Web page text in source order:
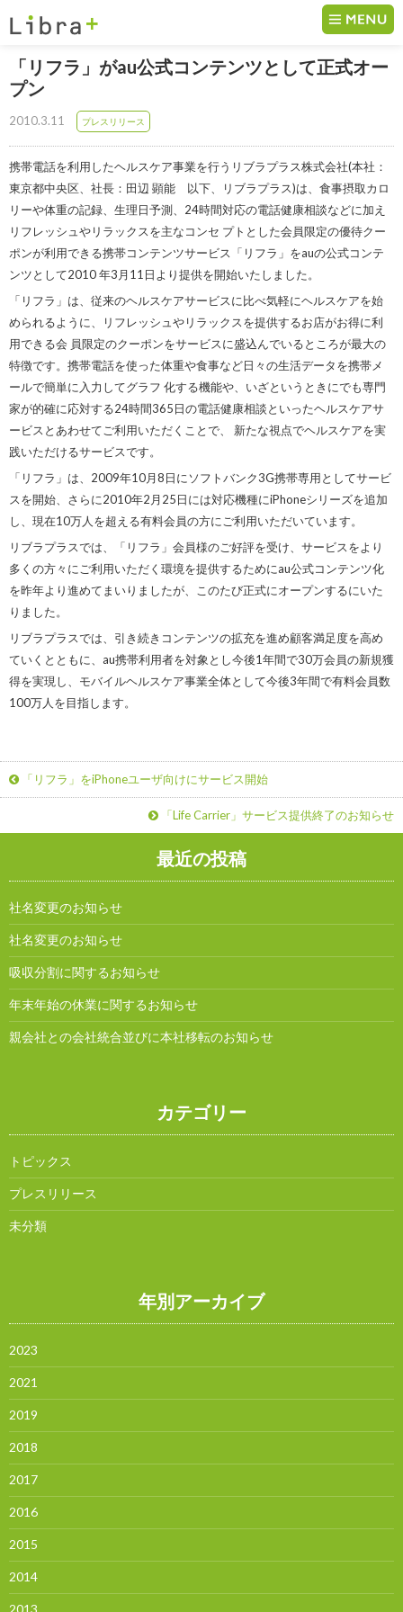
コンテンツへ移動
「リフラ」がau公式コンテンツとして正式オー
プン
2010.3.11 プレスリリース
携帯電話を利用したヘルスケア事業を行うリブラプラス株式会社(本社：
東京都中央区、社長：田辺 顕能 以下、リブラプラス)は、食事摂取カロ
リーや体重の記録、生理日予測、24時間対応の電話健康相談などに加え
リフレッシュやリラックスを主なコンセ プトとした会員限定の優待クー
ポンが利用できる携帯コンテンツサービス「リフラ」をauの公式コンテ
ンツとして2010 年3月11日より提供を開始いたしました。
「リフラ」は、従来のヘルスケアサービスに比べ気軽にヘルスケアを始
められるように、リフレッシュやリラックスを提供するお店がお得に利
用できる会 員限定のクーポンをサービスに盛込んでいるところが最大の
特徴です。携帯電話を使った体重や食事など日々の生活データを携帯メ
ールで簡単に入力してグラフ 化する機能や、いざというときにでも専門
家が的確に応対する24時間365日の電話健康相談といったヘルスケアサ
ービスとあわせてご利用いただくことで、 新たな視点でヘルスケアを実
践いただけるサービスです。
「リフラ」は、2009年10月8日にソフトバンク3G携帯専用としてサービ
スを開始、さらに2010年2月25日には対応機種にiPhoneシリーズを追加
し、現在10万人を超える有料会員の方にご利用いただいています。
リブラプラスでは、「リフラ」会員様のご好評を受け、サービスをより
多くの方々にご利用いただく環境を提供するためにau公式コンテンツ化
を昨年より進めてまいりましたが、このたび正式にオープンするにいた
りました。
リブラプラスでは、引き続きコンテンツの拡充を進め顧客満足度を高め
ていくとともに、au携帯利用者を対象とし今後1年間で30万会員の新規獲
得を実現し、モバイルヘルスケア事業全体として今後3年間で有料会員数
100万人を目指します。
「リフラ」をiPhoneユーザ向けにサービス開始
「Life Carrier」サービス提供終了のお知らせ
最近の投稿
社名変更のお知らせ
社名変更のお知らせ
吸収分割に関するお知らせ
年末年始の休業に関するお知らせ
親会社との会社統合並びに本社移転のお知らせ
カテゴリー
トピックス
プレスリリース
未分類
年別アーカイブ
2023
2021
2019
2018
2017
2016
2015
2014
2013